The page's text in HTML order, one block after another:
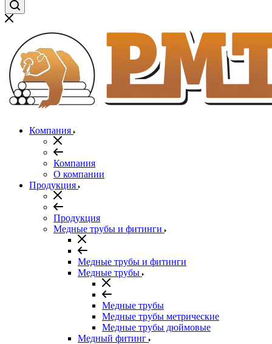
Компания
Компания
О компании
Продукция
Продукция
Медные трубы и фитинги
Медные трубы и фитинги
Медные трубы
Медные трубы
Медные трубы метрические
Медные трубы дюймовые
Медный фитинг